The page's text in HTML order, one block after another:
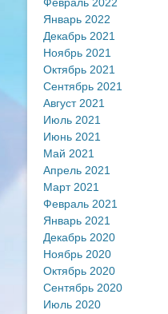
Январь 2022
Декабрь 2021
Ноябрь 2021
Октябрь 2021
Сентябрь 2021
Август 2021
Июль 2021
Июнь 2021
Май 2021
Апрель 2021
Март 2021
Февраль 2021
Январь 2021
Декабрь 2020
Ноябрь 2020
Октябрь 2020
Сентябрь 2020
Июль 2020